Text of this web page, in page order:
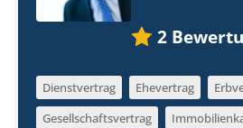
2
Dienstvertrag Ehevertrag
Gesellschaftsvertrag